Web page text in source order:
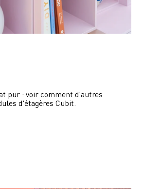
pur : voir comment d'autres
d'étagères Cubit.